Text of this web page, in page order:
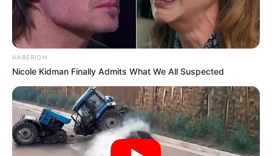
HABERION
Nicole Kidman Finally Admits What We All Suspected